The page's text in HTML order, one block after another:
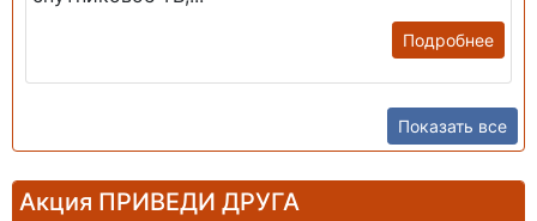
Подробнее
Показать все
Акция ПРИВЕДИ ДРУГА